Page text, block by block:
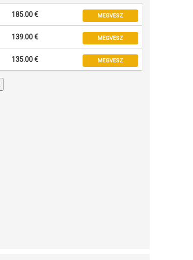
185.00 € MEGVESZ
139.00 € MEGVESZ
135.00 € MEGVESZ